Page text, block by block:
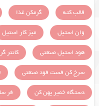
قالب کته
گرمکن غذا
وان استیل
میز کار استیل
هود استیل صنعتی
کانتر
سرخ کن فست فود صنعتی
دستگاه خمیر پهن کن
فر